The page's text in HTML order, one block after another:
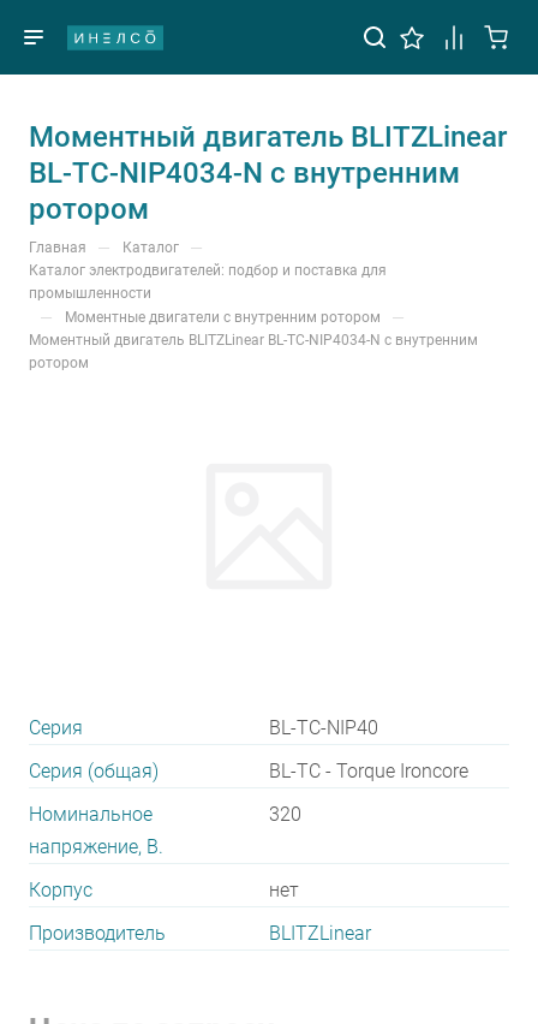
Моментный двигатель BLITZLinear
BL-TC-NIP4034-N с внутренним
ротором
Главная — Каталог —
Каталог электродвигателей: подбор и поставка для
промышленности
— Моментные двигатели с внутренним ротором —
Моментный двигатель BLITZLinear BL-TC-NIP4034-N с внутренним
ротором
Серия
BL-TC-NIP40
Серия (общая)
BL-TC - Torque Ironcore
Номинальное
напряжение, В.
320
Корпус
нет
Производитель
BLITZLinear